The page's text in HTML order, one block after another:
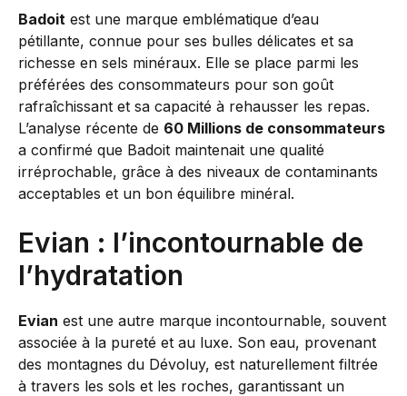
Badoit est une marque emblématique d’eau
pétillante, connue pour ses bulles délicates et sa
richesse en sels minéraux. Elle se place parmi les
préférées des consommateurs pour son goût
rafraîchissant et sa capacité à rehausser les repas.
L’analyse récente de 60 Millions de consommateurs
a confirmé que Badoit maintenait une qualité
irréprochable, grâce à des niveaux de contaminants
acceptables et un bon équilibre minéral.
Evian : l’incontournable de
l’hydratation
Evian est une autre marque incontournable, souvent
associée à la pureté et au luxe. Son eau, provenant
des montagnes du Dévoluy, est naturellement filtrée
à travers les sols et les roches, garantissant un